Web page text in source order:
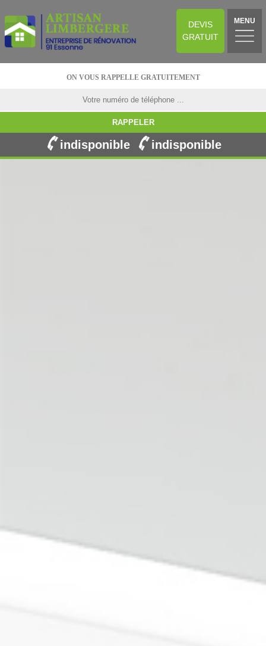
DEVIS
GRATUIT
MENU
ON VOUS RAPPELLE GRATUITEMENT
indisponible indisponible